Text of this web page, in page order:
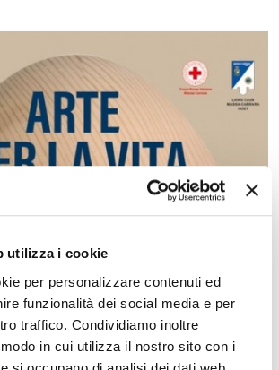
utilizza i cookie
per personalizzare contenuti ed
funzionalità dei social media e per
traffico. Condividiamo inoltre
in cui utilizza il nostro sito con i